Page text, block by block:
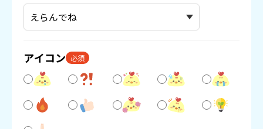
アイコン 必須